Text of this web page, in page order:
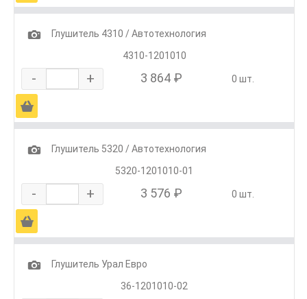
1
Глушитель 4310 / Автотехнология
4310-1201010
- + 3 864 ₽ 0 шт.
Ä
1
Глушитель 5320 / Автотехнология
5320-1201010-01
- + 3 576 ₽ 0 шт.
Ä
1
Глушитель Урал Евро
36-1201010-02